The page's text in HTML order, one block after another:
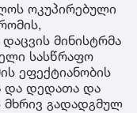
ოკუპირებული
მინისტრმა
სასწრაფო
ეფექტიანობის
და დედათა და
მხრივ გადადგმულ